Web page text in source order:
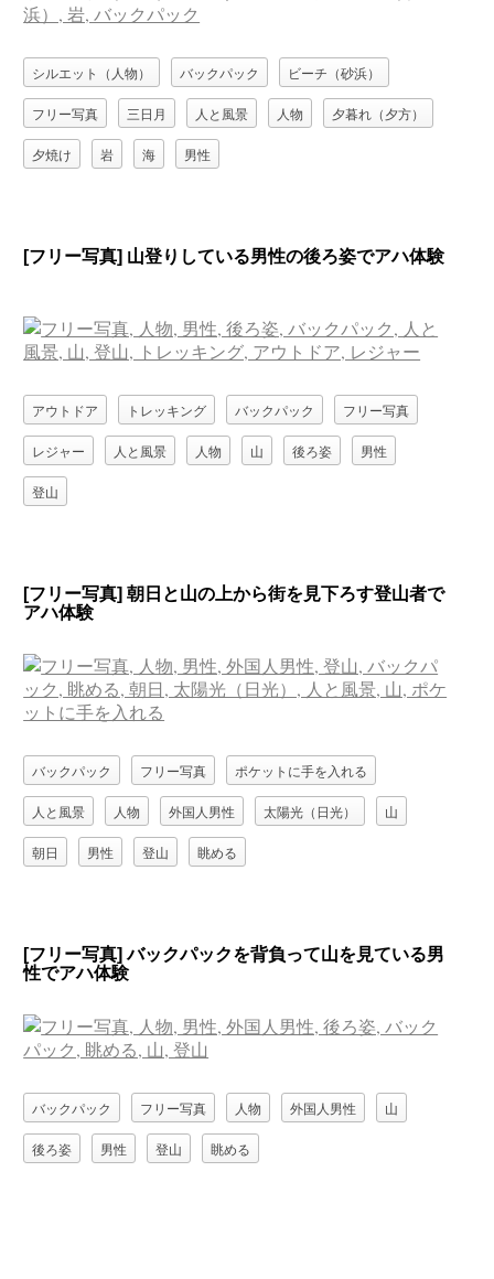
シルエット（人物） バックパック ビーチ（砂浜）
フリー写真 三日月 人と風景 人物 夕暮れ（夕方）
夕焼け 岩 海 男性
[フリー写真] 山登りしている男性の後ろ姿でアハ体験
アウトドア トレッキング バックパック フリー写真
レジャー 人と風景 人物 山 後ろ姿 男性
登山
[フリー写真] 朝日と山の上から街を見下ろす登山者で
アハ体験
バックパック フリー写真 ポケットに手を入れる
人と風景 人物 外国人男性 太陽光（日光） 山
朝日 男性 登山 眺める
[フリー写真] バックパックを背負って山を見ている男
性でアハ体験
バックパック フリー写真 人物 外国人男性 山
後ろ姿 男性 登山 眺める